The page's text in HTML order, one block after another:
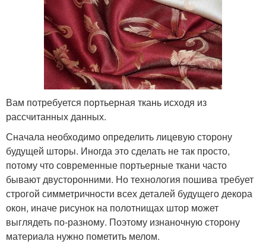
Вам потребуется портьерная ткань исходя из
рассчитанных данных.
Сначала необходимо определить лицевую сторону
будущей шторы. Иногда это сделать не так просто,
потому что современные портьерные ткани часто
бывают двусторонними. Но технология пошива требует
строгой симметричности всех деталей будущего декора
окон, иначе рисунок на полотнищах штор может
выглядеть по-разному. Поэтому изнаночную сторону
материала нужно пометить мелом.